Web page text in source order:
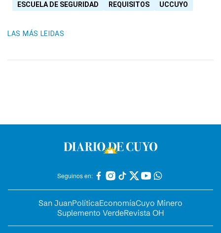
ESCUELA DE SEGURIDAD
REQUISITOS UCCUYO
LAS MÁS LEIDAS
Seguinos en:
San JuanPolíticaEconomíaCuyo Minero
Suplemento VerdeRevista OH